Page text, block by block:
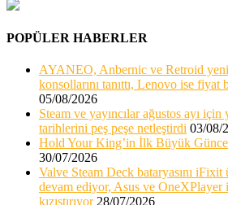
POPÜLER HABERLER
AYANEO, Anbernic ve Retroid
konsollarını tanıttı, Lenovo ise fiyat
05/08/2026
Steam ve yayıncılar ağustos ayı
tarihlerini peş peşe netleştirdi 03/08/
Hold Your King’in İlk Büyük
30/07/2026
Valve Steam Deck bataryasını iFixit
devam ediyor, Asus ve OneXPlayer
kızıştırıyor 28/07/2026